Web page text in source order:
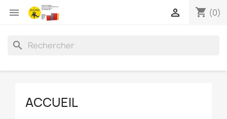
 shopping_cart (0)

search
ACCUEIL